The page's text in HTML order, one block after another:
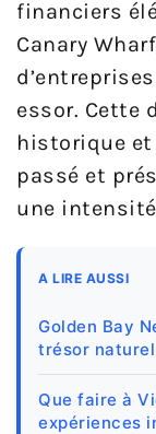
financiers
Canary
essor. Cette
historique
passé et
une
A LIRE AUSSI
Golden Bay
trésor
Que faire à
expériences